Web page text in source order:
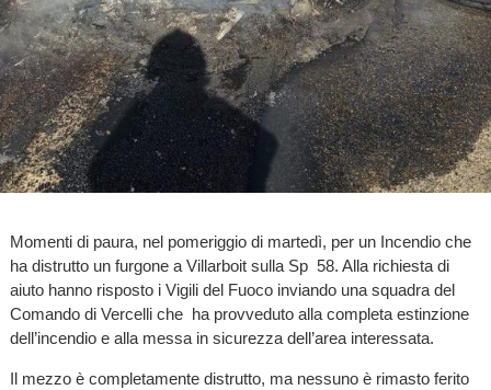
Momenti di paura, nel pomeriggio di martedì, per un Incendio che
ha distrutto un furgone a Villarboit sulla Sp 58. Alla richiesta di
aiuto hanno risposto i Vigili del Fuoco inviando una squadra del
Comando di Vercelli che ha provveduto alla completa estinzione
dell’incendio e alla messa in sicurezza dell’area interessata.
Il mezzo è completamente distrutto, ma nessuno è rimasto ferito